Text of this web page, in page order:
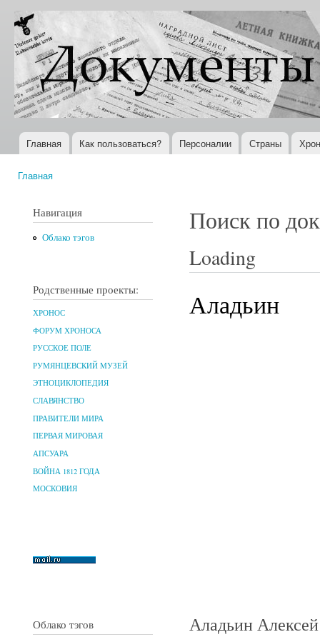
Документы
XX века
Всемирная
история в
Интернете
Главное меню
Главная Как пользоваться? Персоналии Страны
Главная
Навигация
Облако тэгов
Родственные проекты:
ХРОНОС
ФОРУМ ХРОНОСА
РУССКОЕ ПОЛЕ
РУМЯНЦЕВСКИЙ МУЗЕЙ
ЭТНОЦИКЛОПЕДИЯ
СЛАВЯНСТВО
ПРАВИТЕЛИ МИРА
ПЕРВАЯ МИРОВАЯ
АПСУАРА
ВОЙНА 1812 ГОДА
МОСКОВИЯ
Облако тэгов
Поиск по
Loading
Аладьин
Аладьин